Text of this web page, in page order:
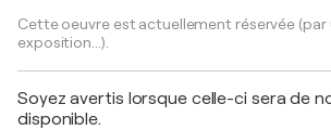
Cette oeuvre est actuellement réservée (par
exposition...).
Soyez avertis lorsque celle-ci sera de
disponible.